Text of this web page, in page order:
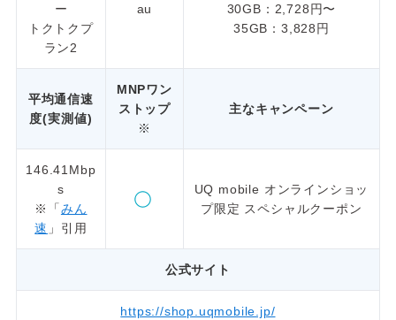
ー
トクトクプ
ラン2
au
30GB：2,728円〜
35GB：3,828円
平均通信速
度(実測値)
MNPワン
ストップ
※
主なキャンペーン
146.41Mbp
s
※「みん
速 」引用
UQ mobile オンラインショッ
プ限定 スペシャルクーポン
公式サイト
https://shop.uqmobile.jp/